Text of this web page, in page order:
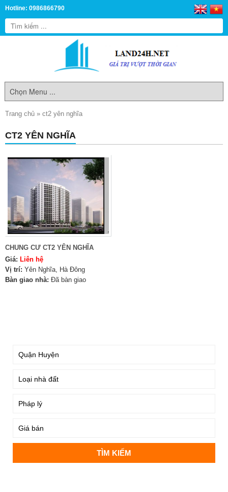
Hotline: 0986866790
Trang chủ » ct2 yên nghĩa
CT2 YÊN NGHĨA
CHUNG CƯ CT2 YÊN NGHĨA
Giá: Liên hệ
Vị trí: Yên Nghĩa, Hà Đông
Bàn giao nhà: Đã bàn giao